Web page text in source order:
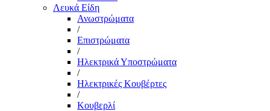
Λευκά Είδη
Ανωστρώματα
/
Επιστρώματα
/
Ηλεκτρικά Υποστρώματα
/
Ηλεκτρικές Κουβέρτες
/
Κουβερλί